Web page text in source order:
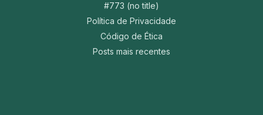
#773 (no title)
Política de Privacidade
Código de Ética
Posts mais recentes